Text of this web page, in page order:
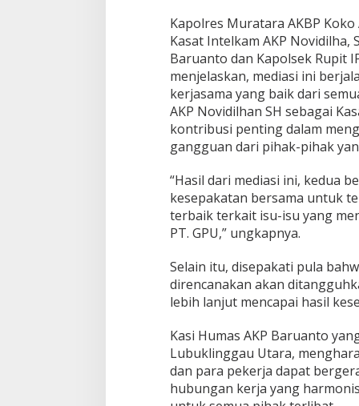
Kapolres Muratara AKBP
Kasat Intelkam AKP Novidilha,
Baruanto dan Kapolsek Rupit
menjelaskan, mediasi ini
kerjasama yang baik dari
AKP Novidilhan SH sebagai
kontribusi penting dalam
gangguan dari pihak-pihak
“Hasil dari mediasi ini, kedua
kesepakatan bersama untuk
terbaik terkait isu-isu yang
PT. GPU,” ungkapnya.
Selain itu, disepakati pula
direncanakan akan
lebih lanjut mencapai hasil
Kasi Humas AKP Baruanto
Lubuklinggau Utara,
dan para pekerja dapat
hubungan kerja yang